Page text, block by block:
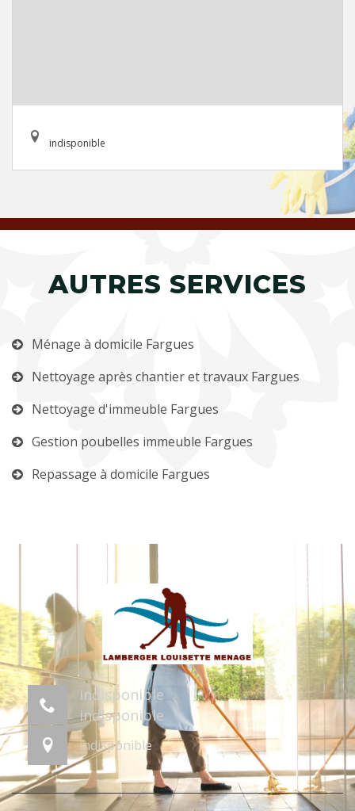
indisponible
AUTRES SERVICES
Ménage à domicile Fargues
Nettoyage après chantier et travaux Fargues
Nettoyage d'immeuble Fargues
Gestion poubelles immeuble Fargues
Repassage à domicile Fargues
indisponible
indisponible
indisponible